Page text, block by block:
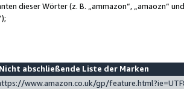
dieser Wörter (z. B. „ammazon“, „amaozn“
Nicht abschließende Liste der Marken
www.amazon.co.uk/gp/